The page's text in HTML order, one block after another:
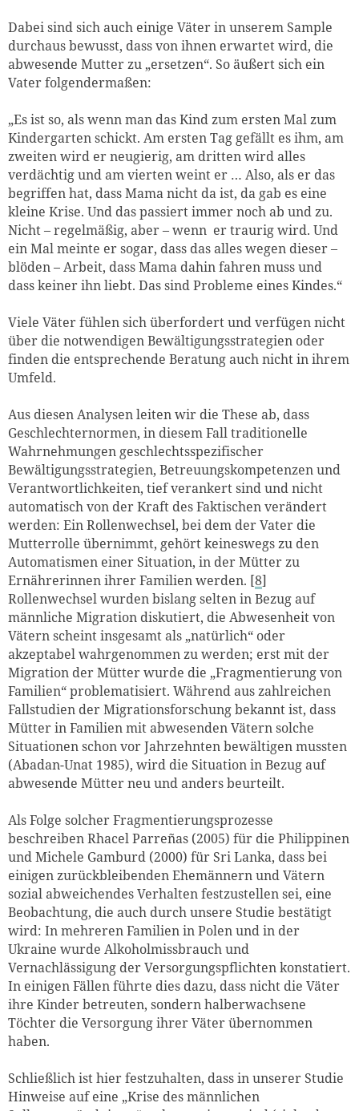
Dabei sind sich auch einige Väter in unserem Sample
durchaus bewusst, dass von ihnen erwartet wird, die
abwesende Mutter zu „ersetzen“. So äußert sich ein
Vater folgendermaßen:
„Es ist so, als wenn man das Kind zum ersten Mal zum
Kindergarten schickt. Am ersten Tag gefällt es ihm, am
zweiten wird er neugierig, am dritten wird alles
verdächtig und am vierten weint er … Also, als er das
begriffen hat, dass Mama nicht da ist, da gab es eine
kleine Krise. Und das passiert immer noch ab und zu.
Nicht – regelmäßig, aber – wenn er traurig wird. Und
ein Mal meinte er sogar, dass das alles wegen dieser –
blöden – Arbeit, dass Mama dahin fahren muss und
dass keiner ihn liebt. Das sind Probleme eines Kindes.“
Viele Väter fühlen sich überfordert und verfügen nicht
über die notwendigen Bewältigungsstrategien oder
finden die entsprechende Beratung auch nicht in ihrem
Umfeld.
Aus diesen Analysen leiten wir die These ab, dass
Geschlechternormen, in diesem Fall traditionelle
Wahrnehmungen geschlechtsspezifischer
Bewältigungsstrategien, Betreuungskompetenzen und
Verantwortlichkeiten, tief verankert sind und nicht
automatisch von der Kraft des Faktischen verändert
werden: Ein Rollenwechsel, bei dem der Vater die
Mutterrolle übernimmt, gehört keineswegs zu den
Automatismen einer Situation, in der Mütter zu
Ernährerinnen ihrer Familien werden. [8]
Rollenwechsel wurden bislang selten in Bezug auf
männliche Migration diskutiert, die Abwesenheit von
Vätern scheint insgesamt als „natürlich“ oder
akzeptabel wahrgenommen zu werden; erst mit der
Migration der Mütter wurde die „Fragmentierung von
Familien“ problematisiert. Während aus zahlreichen
Fallstudien der Migrationsforschung bekannt ist, dass
Mütter in Familien mit abwesenden Vätern solche
Situationen schon vor Jahrzehnten bewältigen mussten
(Abadan-Unat 1985), wird die Situation in Bezug auf
abwesende Mütter neu und anders beurteilt.
Als Folge solcher Fragmentierungsprozesse
beschreiben Rhacel Parreñas (2005) für die Philippinen
und Michele Gamburd (2000) für Sri Lanka, dass bei
einigen zurückbleibenden Ehemännern und Vätern
sozial abweichendes Verhalten festzustellen sei, eine
Beobachtung, die auch durch unsere Studie bestätigt
wird: In mehreren Familien in Polen und in der
Ukraine wurde Alkoholmissbrauch und
Vernachlässigung der Versorgungspflichten konstatiert.
In einigen Fällen führte dies dazu, dass nicht die Väter
ihre Kinder betreuten, sondern halberwachsene
Töchter die Versorgung ihrer Väter übernommen
haben.
Schließlich ist hier festzuhalten, dass in unserer Studie
Hinweise auf eine „Krise des männlichen